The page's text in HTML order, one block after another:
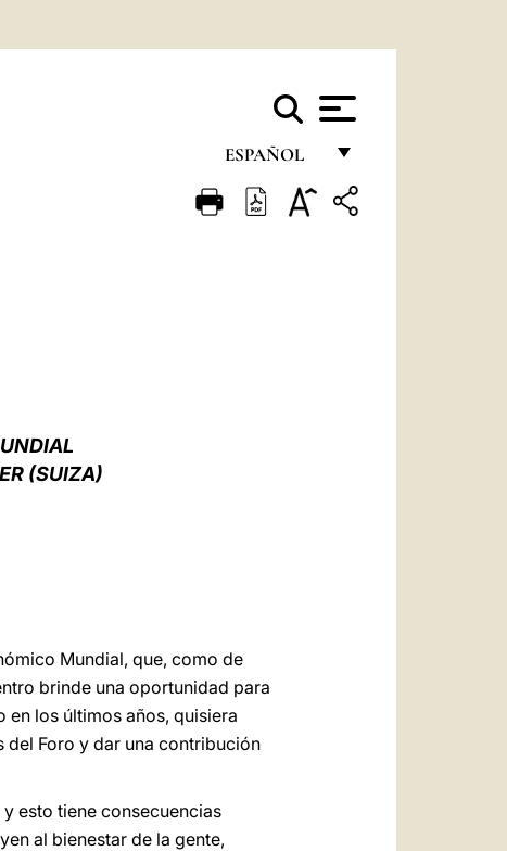
ESPAÑOL
FRANÇAIS
(SUIZA)
Mundial, que, como de
brinde una oportunidad para
los últimos años, quisiera
del Foro y dar una contribución
esto tiene consecuencias
al bienestar de la gente,